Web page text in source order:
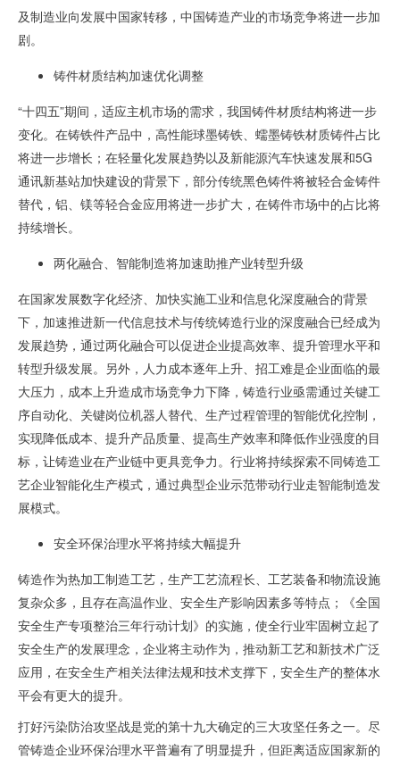
及制造业向发展中国家转移，中国铸造产业的市场竞争将进一步加
剧。
铸件材质结构加速优化调整
“十四五”期间，适应主机市场的需求，我国铸件材质结构将进一步
变化。在铸铁件产品中，高性能球墨铸铁、蠕墨铸铁材质铸件占比
将进一步增长；在轻量化发展趋势以及新能源汽车快速发展和5G
通讯新基站加快建设的背景下，部分传统黑色铸件将被轻合金铸件
替代，铝、镁等轻合金应用将进一步扩大，在铸件市场中的占比将
持续增长。
两化融合、智能制造将加速助推产业转型升级
在国家发展数字化经济、加快实施工业和信息化深度融合的背景
下，加速推进新一代信息技术与传统铸造行业的深度融合已经成为
发展趋势，通过两化融合可以促进企业提高效率、提升管理水平和
转型升级发展。另外，人力成本逐年上升、招工难是企业面临的最
大压力，成本上升造成市场竞争力下降，铸造行业亟需通过关键工
序自动化、关键岗位机器人替代、生产过程管理的智能优化控制，
实现降低成本、提升产品质量、提高生产效率和降低作业强度的目
标，让铸造业在产业链中更具竞争力。行业将持续探索不同铸造工
艺企业智能化生产模式，通过典型企业示范带动行业走智能制造发
展模式。
安全环保治理水平将持续大幅提升
铸造作为热加工制造工艺，生产工艺流程长、工艺装备和物流设施
复杂众多，且存在高温作业、安全生产影响因素多等特点；《全国
安全生产专项整治三年行动计划》的实施，使全行业牢固树立起了
安全生产的发展理念，企业将主动作为，推动新工艺和新技术广泛
应用，在安全生产相关法律法规和技术支撑下，安全生产的整体水
平会有更大的提升。
打好污染防治攻坚战是党的第十九大确定的三大攻坚任务之一。尽
管铸造企业环保治理水平普遍有了明显提升，但距离适应国家新的